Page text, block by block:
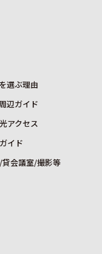
選ぶ理由
辺ガイド
アクセス
イド
会議室/撮影等